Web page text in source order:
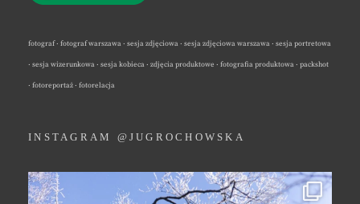
fotograf · fotograf warszawa · sesja zdjęciowa · sesja zdjęciowa warszawa · sesja portretowa
· sesja wizerunkowa · sesja kobieca · zdjęcia produktowe · fotografia produktowa · packshot
· fotoreportaż · fotorelacja
INSTAGRAM @JUGROCHOWSKA